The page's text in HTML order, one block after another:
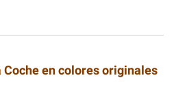
en colores originales